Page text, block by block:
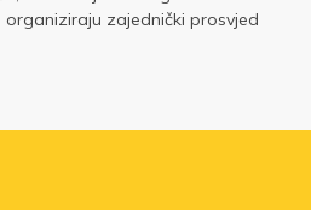
organiziraju zajednički prosvjed